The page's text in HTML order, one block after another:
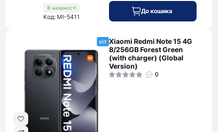
В наявності
Код: MI-5411
До кошика
хіт Xiaomi Redmi Note 15 4G
8/256GB Forest Green
(with charger) (Global
Version)
0